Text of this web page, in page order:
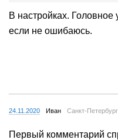
В настройках. Головное
если не ошибаюсь.
24.11.2020 Иван Санкт-Петербург
Первый комментарий